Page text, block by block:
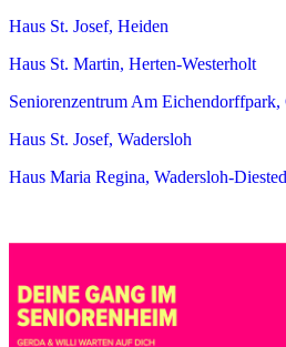
Haus St. Josef, Heiden
Haus St. Martin, Herten-Westerholt
Seniorenzentrum Am Eichendorffpark,
Haus St. Josef, Wadersloh
Haus Maria Regina, Wadersloh-